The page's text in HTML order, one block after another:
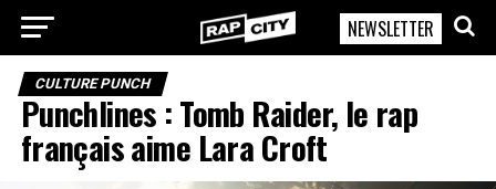
RapCity
NEWSLETTER
CULTURE PUNCH
Punchlines : Tomb Raider, le rap
français aime Lara Croft